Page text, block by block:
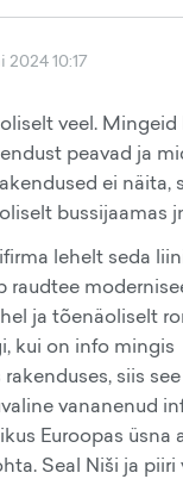
2024 10:17
veel.
peavad ja
ei näita,
bussijaamas
lehelt seda
raudtee
ja tõenäoliselt
kui on info mingis
siis
vananenud
Euroopas üsna
Seal Niši ja piiri